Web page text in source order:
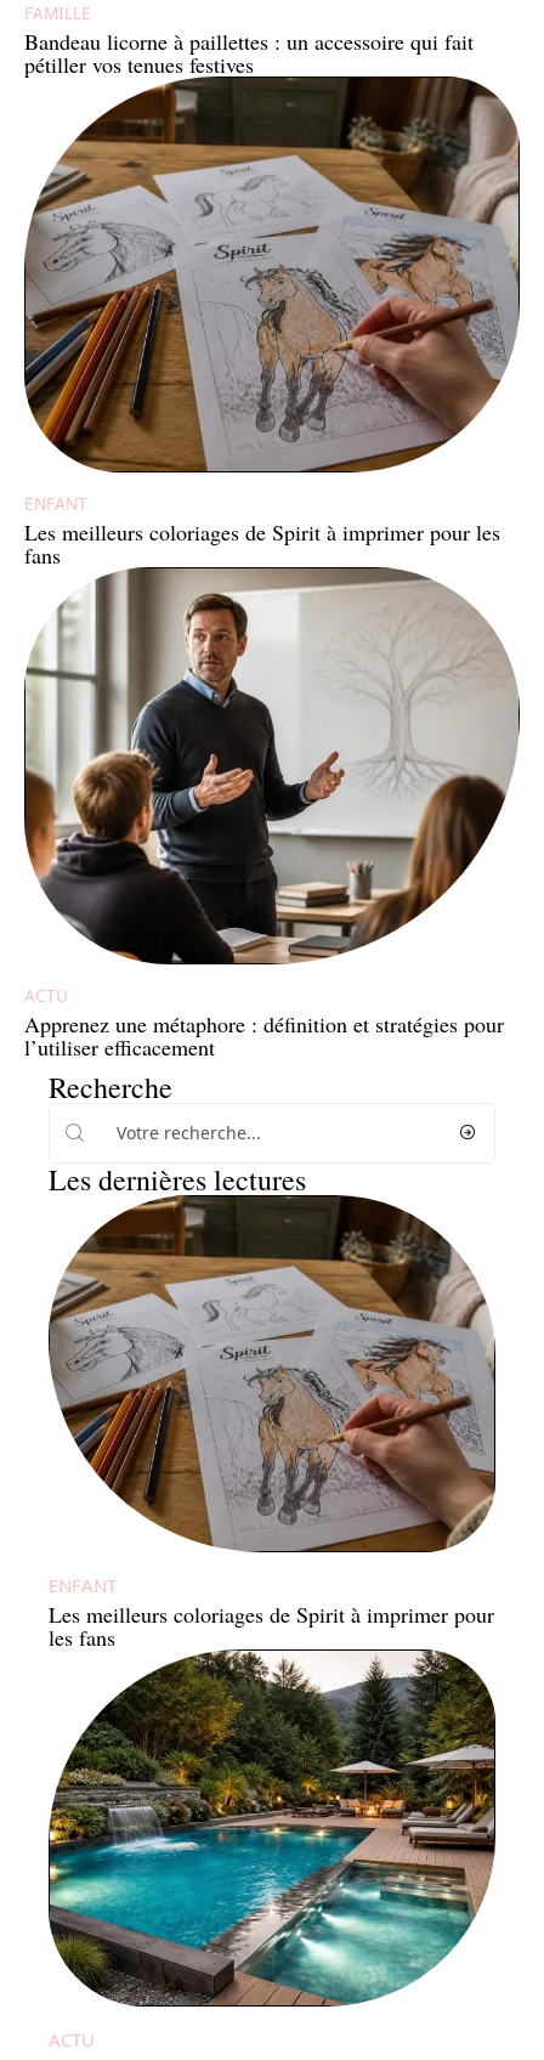
FAMILLE
Bandeau licorne à paillettes : un accessoire qui fait
pétiller vos tenues festives
ENFANT
Les meilleurs coloriages de Spirit à imprimer pour les
fans
ACTU
Apprenez une métaphore : définition et stratégies pour
l’utiliser efficacement
Recherche
Les dernières lectures
ENFANT
Les meilleurs coloriages de Spirit à imprimer pour
les fans
ACTU